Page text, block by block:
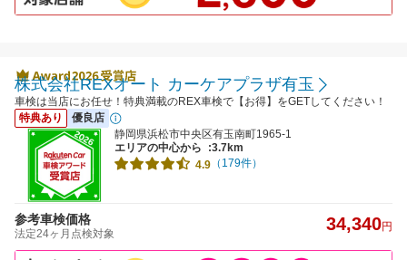
株式会社REXオート カーケアプラザ有玉
車検は当店にお任せ！特典満載のREX車検で【お得】をGETしてください！
特典あり
優良店
静岡県浜松市中央区有玉南町1965-1
エリアの中心から
:3.7km
4.9 （179件）
参考車検価格
法定24ヶ月点検対象 34,340円